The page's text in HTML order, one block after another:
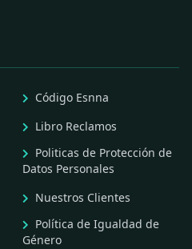
Código Esnna
Libro Reclamos
Politicas de Protección de
Datos Personales
Nuestros Clientes
Política de Igualdad de
Género